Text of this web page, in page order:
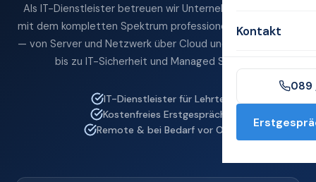
Kontakt
089
Als IT-Dienstleister betreuen wir Unternehmen in Lehrte
mit dem kompletten Spektrum professioneller IT-Services
— von Server und Netzwerk über Cloud und Microsoft 365
bis zu IT-Sicherheit und Managed Services.
IT-Dienstleister für Lehrte
Kostenfreies Erstgespräch
Remote & bei Bedarf vor Ort